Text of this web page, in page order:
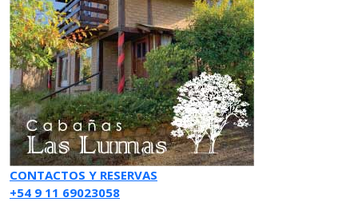
CONTACTOS Y RESERVAS
+54 9 11 69023058